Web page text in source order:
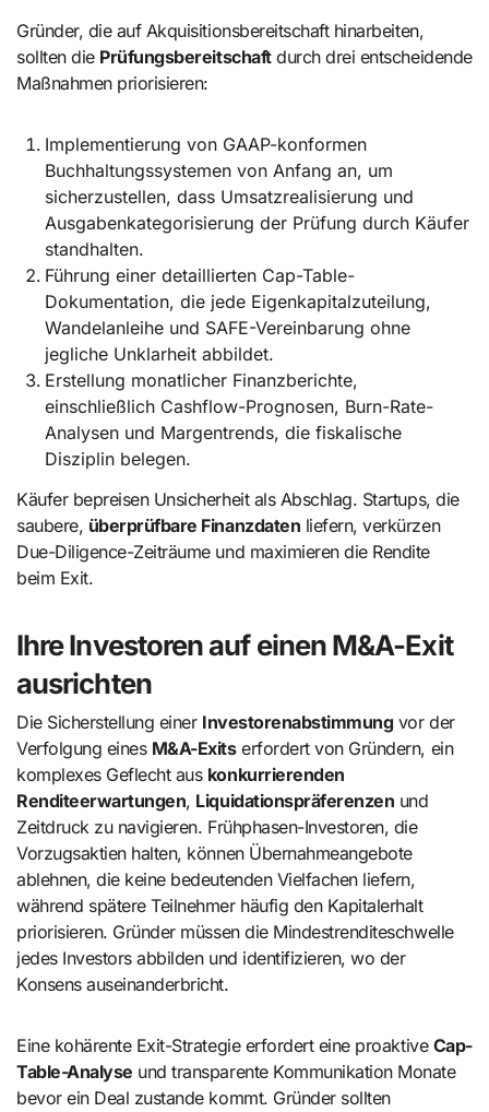
Gründer, die auf Akquisitionsbereitschaft hinarbeiten,
sollten die Prüfungsbereitschaftdurch drei entscheidende
Maßnahmen priorisieren:
Implementierung von GAAP-konformen
Buchhaltungssystemen von Anfang an, um
sicherzustellen, dass Umsatzrealisierung und
Ausgabenkategorisierung der Prüfung durch Käufer
standhalten.
Führung einer detaillierten Cap-Table-
Dokumentation, die jede Eigenkapitalzuteilung,
Wandelanleihe und SAFE-Vereinbarung ohne
jegliche Unklarheit abbildet.
Erstellung monatlicher Finanzberichte,
einschließlich Cashflow-Prognosen, Burn-Rate-
Analysen und Margentrends, die fiskalische
Disziplin belegen.
Käufer bepreisen Unsicherheit als Abschlag. Startups, die
saubere, überprüfbare Finanzdaten liefern, verkürzen
Due-Diligence-Zeiträume und maximieren die Rendite
beim Exit.
Ihre Investoren auf einen M&A-Exit
ausrichten
Die Sicherstellung einer Investorenabstimmungvor der
Verfolgung eines M&A-Exitserfordert von Gründern, ein
komplexes Geflecht aus konkurrierenden
Renditeerwartungen, Liquidationspräferenzen und
Zeitdruck zu navigieren. Frühphasen-Investoren, die
Vorzugsaktien halten, können Übernahmeangebote
ablehnen, die keine bedeutenden Vielfachen liefern,
während spätere Teilnehmer häufig den Kapitalerhalt
priorisieren. Gründer müssen die Mindestrenditeschwelle
jedes Investors abbilden und identifizieren, wo der
Konsens auseinanderbricht.
Eine kohärente Exit-Strategie erfordert eine proaktive Cap-
Table-Analyse und transparente Kommunikation Monate
bevor ein Deal zustande kommt. Gründer sollten